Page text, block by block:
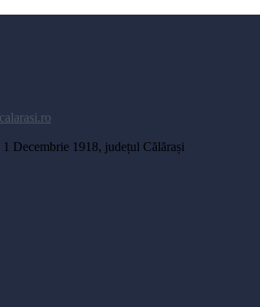
Decembrie 1918, județul Călărași